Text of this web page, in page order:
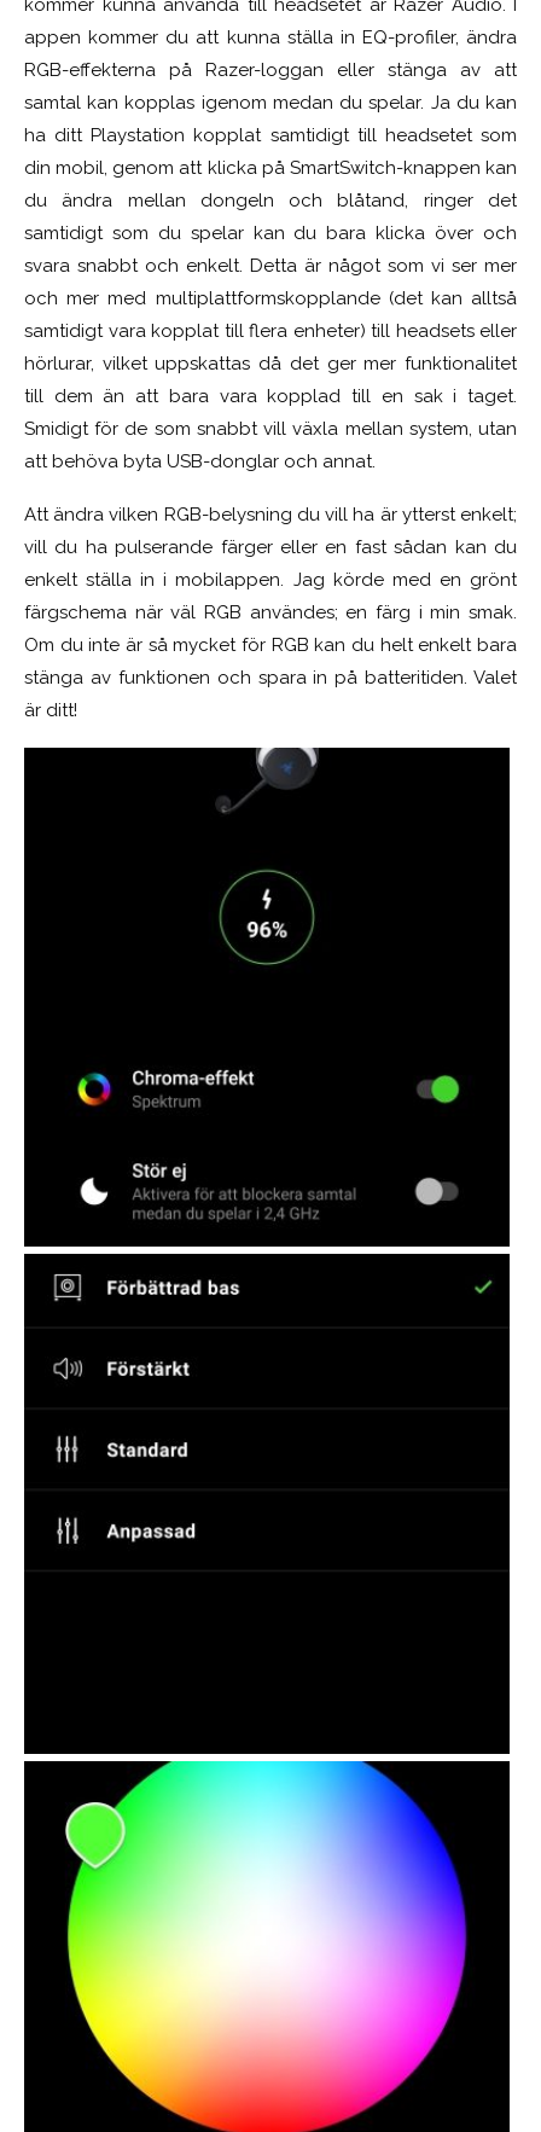
kommer kunna använda till headsetet är Razer Audio. I
appen kommer du att kunna ställa in EQ-profiler, ändra
RGB-effekterna på Razer-loggan eller stänga av att
samtal kan kopplas igenom medan du spelar. Ja du kan
ha ditt Playstation kopplat samtidigt till headsetet som
din mobil, genom att klicka på SmartSwitch-knappen kan
du ändra mellan dongeln och blåtand, ringer det
samtidigt som du spelar kan du bara klicka över och
svara snabbt och enkelt. Detta är något som vi ser mer
och mer med multiplattformskopplande (det kan alltså
samtidigt vara kopplat till flera enheter) till headsets eller
hörlurar, vilket uppskattas då det ger mer funktionalitet
till dem än att bara vara kopplad till en sak i taget.
Smidigt för de som snabbt vill växla mellan system, utan
att behöva byta USB-donglar och annat.
Att ändra vilken RGB-belysning du vill ha är ytterst enkelt;
vill du ha pulserande färger eller en fast sådan kan du
enkelt ställa in i mobilappen. Jag körde med en grönt
färgschema när väl RGB användes; en färg i min smak.
Om du inte är så mycket för RGB kan du helt enkelt bara
stänga av funktionen och spara in på batteritiden. Valet
är ditt!